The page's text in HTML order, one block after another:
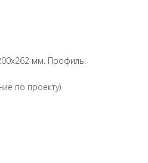
мм. Профиль.
по проекту)